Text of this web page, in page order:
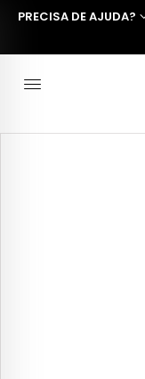
PRECISA DE AJUDA?